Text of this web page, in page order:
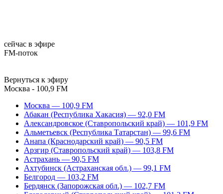
сейчас в эфире
FM-поток
Вернуться к эфиру
Москва - 100,9 FM
Москва — 100,9 FM
Абакан (Республика Хакасия) — 92,0 FM
Александровское (Ставропольский край) — 101,9 FM
Альметьевск (Республика Татарстан) — 99,6 FM
Анапа (Краснодарский край) — 90,5 FM
Арзгир (Ставропольский край) — 103,8 FM
Астрахань — 90,5 FM
Ахтубинск (Астраханская обл.) — 99,1 FM
Белгород — 103,2 FM
Бердянск (Запорожская обл.) — 102,7 FM